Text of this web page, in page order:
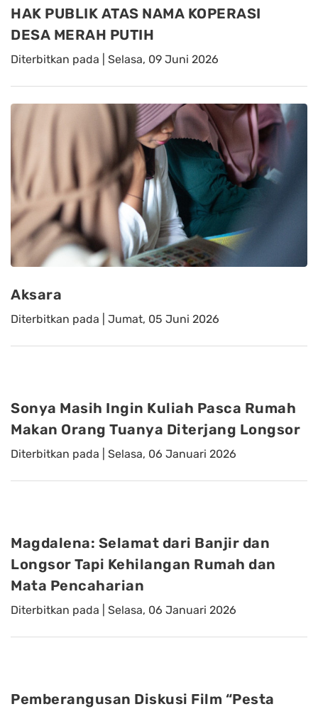
HAK PUBLIK ATAS NAMA KOPERASI
DESA MERAH PUTIH
Diterbitkan pada | Selasa, 09 Juni 2026
Aksara
Diterbitkan pada | Jumat, 05 Juni 2026
Sonya Masih Ingin Kuliah Pasca Rumah
Makan Orang Tuanya Diterjang Longsor
Diterbitkan pada | Selasa, 06 Januari 2026
Magdalena: Selamat dari Banjir dan
Longsor Tapi Kehilangan Rumah dan
Mata Pencaharian
Diterbitkan pada | Selasa, 06 Januari 2026
Pemberangusan Diskusi Film “Pesta